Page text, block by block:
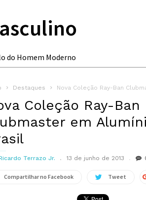
do Homem Moderno
Destaques Nova Coleção Ray-Ban
Coleção Ray-Ban
em
Terrazo Jr. 13 de junho de 2013
Compartilhar no Facebook Tweet